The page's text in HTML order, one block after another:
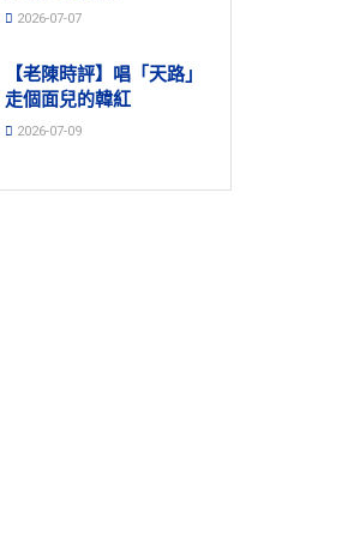
2026-07-07
【老陳時評】唱「天路」
走個面兒的韓紅
2026-07-09